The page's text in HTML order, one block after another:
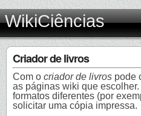
WikiCiências
Criador de livros
Com o criador de livros pode
as páginas wiki que
formatos diferentes (por
solicitar uma cópia impressa.